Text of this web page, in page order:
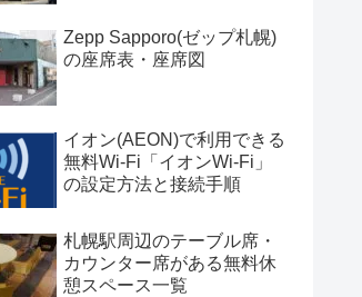
Zepp Sapporo(ゼップ札幌)
の座席表・座席図
イオン(AEON)で利用できる
無料Wi-Fi「イオンWi-Fi」
の設定方法と接続手順
札幌駅周辺のテーブル席・
カウンター席がある無料休
憩スペース一覧